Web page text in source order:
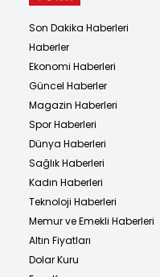
Son Dakika Haberleri
Haberler
Ekonomi Haberleri
Güncel Haberler
Magazin Haberleri
Spor Haberleri
Dünya Haberleri
Sağlık Haberleri
Kadın Haberleri
Teknoloji Haberleri
Memur ve Emekli Haberleri
Altın Fiyatları
Dolar Kuru